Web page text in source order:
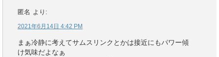
匿名 より:
2021年6月14日 4:42 PM
まぁ冷静に考えてサムスリンクとかは接近にもパワー傾
け気味だよなぁ